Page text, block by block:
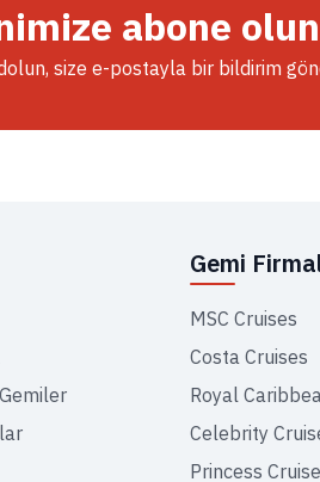
abone olun
size e-postayla bir bildirim
Gemi
MSC Cruises
Costa Cruises
Royal
Celebrity
Princess